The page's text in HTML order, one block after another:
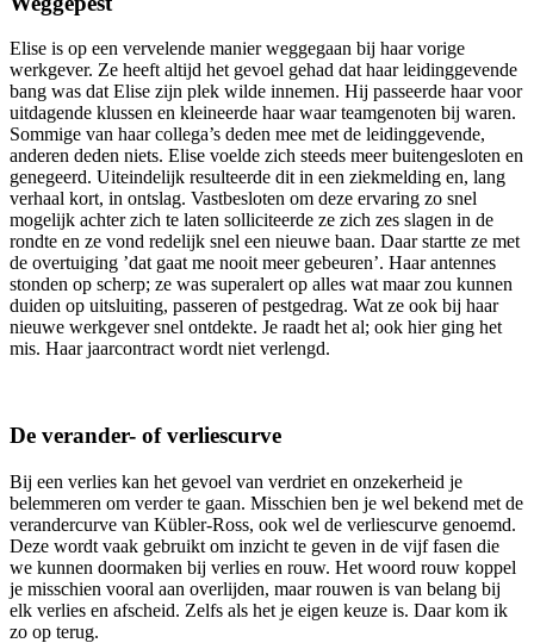
Elise is op een vervelende manier weggegaan bij haar vorige
werkgever. Ze heeft altijd het gevoel gehad dat haar leidinggevende
bang was dat Elise zijn plek wilde innemen. Hij passeerde haar voor
uitdagende klussen en kleineerde haar waar teamgenoten bij waren.
Sommige van haar collega’s deden mee met de leidinggevende,
anderen deden niets. Elise voelde zich steeds meer buitengesloten en
genegeerd. Uiteindelijk resulteerde dit in een ziekmelding en, lang
verhaal kort, in ontslag. Vastbesloten om deze ervaring zo snel
mogelijk achter zich te laten solliciteerde ze zich zes slagen in de
rondte en ze vond redelijk snel een nieuwe baan. Daar startte ze met
de overtuiging ’dat gaat me nooit meer gebeuren’. Haar antennes
stonden op scherp; ze was superalert op alles wat maar zou kunnen
duiden op uitsluiting, passeren of pestgedrag. Wat ze ook bij haar
nieuwe werkgever snel ontdekte. Je raadt het al; ook hier ging het
mis. Haar jaarcontract wordt niet verlengd.
De verander- of verliescurve
Bij een verlies kan het gevoel van verdriet en onzekerheid je
belemmeren om verder te gaan. Misschien ben je wel bekend met de
verandercurve van Kübler-Ross, ook wel de verliescurve genoemd.
Deze wordt vaak gebruikt om inzicht te geven in de vijf fasen die
we kunnen doormaken bij verlies en rouw. Het woord rouw koppel
je misschien vooral aan overlijden, maar rouwen is van belang bij
elk verlies en afscheid. Zelfs als het je eigen keuze is. Daar kom ik
zo op terug.